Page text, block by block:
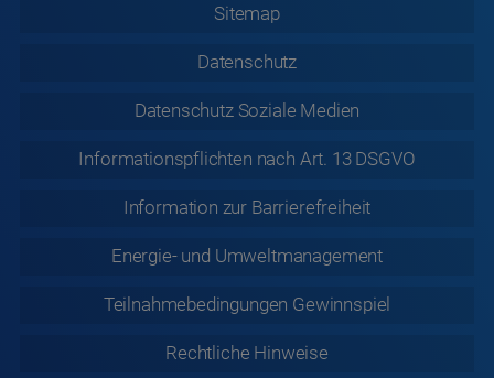
Sitemap
Datenschutz
Datenschutz Soziale Medien
Informationspflichten nach Art. 13 DSGVO
Information zur Barrierefreiheit
Energie- und Umweltmanagement
Teilnahmebedingungen Gewinnspiel
Rechtliche Hinweise